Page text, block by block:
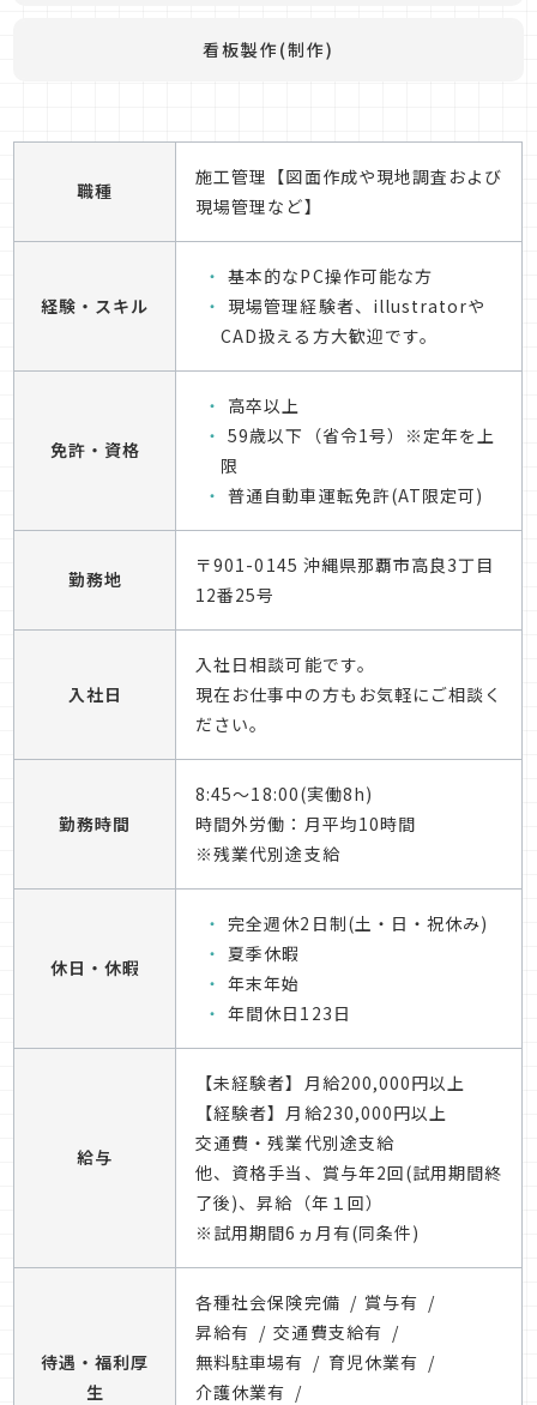
看板製作(制作)
職種
施工管理【図面作成や現地調査および
現場管理など】
経験・スキル
基本的なPC操作可能な方
現場管理経験者、illustratorや
CAD扱える方大歓迎です。
免許・資格
高卒以上
59歳以下（省令1号）※定年を上
限
普通自動車運転免許(AT限定可)
勤務地
〒901-0145 沖縄県那覇市高良3丁目
12番25号
入社日
入社日相談可能です。
現在お仕事中の方もお気軽にご相談く
ださい。
勤務時間
8:45～18:00(実働8h)
時間外労働：月平均10時間
※残業代別途支給
休日・休暇
完全週休2日制(土・日・祝休み)
夏季休暇
年末年始
年間休日123日
給与
【未経験者】月給200,000円以上
【経験者】月給230,000円以上
交通費・残業代別途支給
他、資格手当、賞与年2回(試用期間終
了後)、昇給（年１回）
※試用期間6ヵ月有(同条件)
待遇・福利厚
生
各種社会保険完備
賞与有
昇給有
交通費支給有
無料駐車場有
育児休業有
介護休業有